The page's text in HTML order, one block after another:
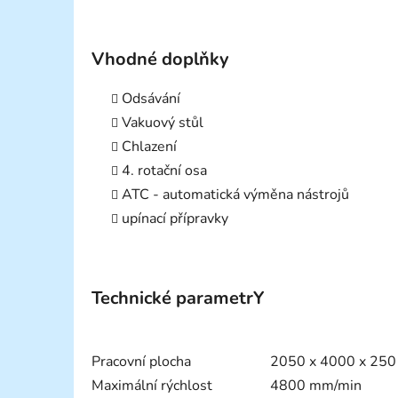
Vhodné doplňky
Odsávání
Vakuový stůl
Chlazení
4. rotační osa
ATC - automatická výměna nástrojů
upínací přípravky
Technické parametrY
Pracovní plocha
2050 x 4000 x
Maximální rýchlost
4800 mm/min